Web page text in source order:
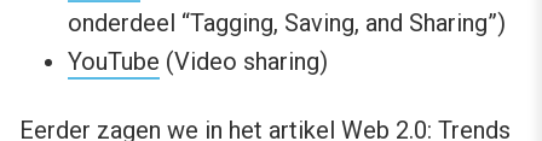
onderdeel “Tagging, Saving, and Sharing”)
YouTube (Video sharing)
Eerder zagen we in het artikel Web 2.0: Trends